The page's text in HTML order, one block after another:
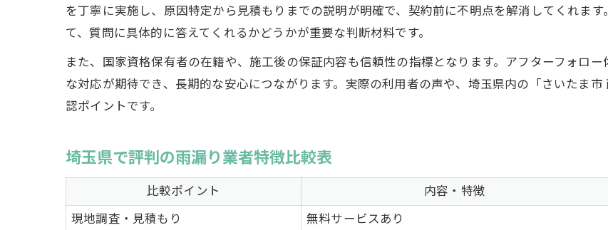
を丁寧に実施し、原因特定から見積もりまでの説明が明確で、契約前に不明点を解消してくれま
て、質問に具体的に答えてくれるかどうかが重要な判断材料です。
また、国家資格保有者の在籍や、施工後の保証内容も信頼性の指標となります。アフターフォロ
な対応が期待でき、長期的な安心につながります。実際の利用者の声や、埼玉県内の「さいたま
認ポイントです。
埼玉県で評判の雨漏り業者特徴比較表
比較ポイント 内容・特徴
現地調査・見積もり
無料サービスあり